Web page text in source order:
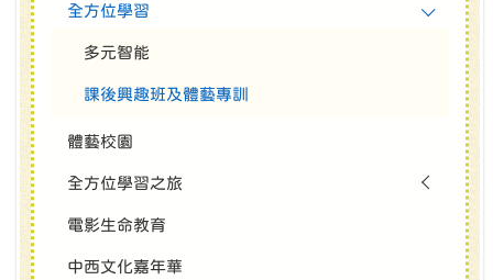
全方位學習
多元智能
課後興趣班及體藝專訓
體藝校園
全方位學習之旅
電影生命教育
中西文化嘉年華